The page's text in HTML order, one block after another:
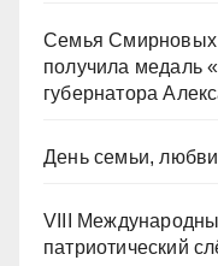
Семья Смирновых
получила медаль
губернатора
День семьи,
VIII
патриотический